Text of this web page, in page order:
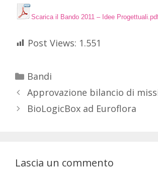
Scarica il Bando 2011 – Idee
Post Views: 1.551
Bandi
Approvazione bilancio di
BioLogicBox ad Euroflora
Lascia un commento